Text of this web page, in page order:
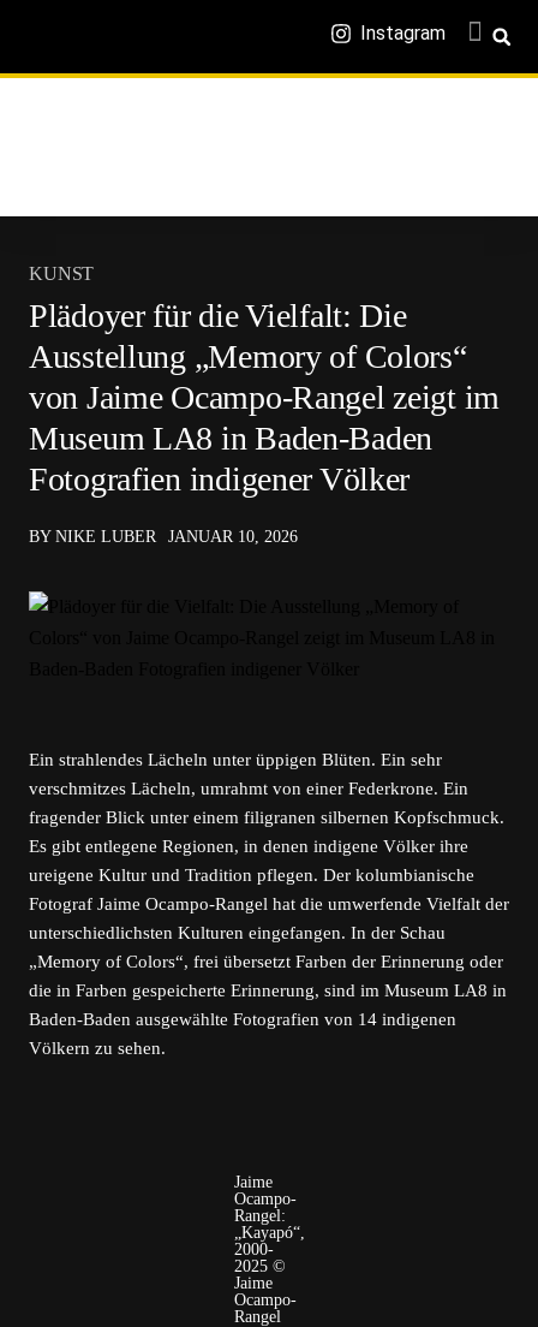
Instagram
KUNST
Plädoyer für die Vielfalt: Die
Ausstellung „Memory of Colors“
von Jaime Ocampo-Rangel zeigt im
Museum LA8 in Baden-Baden
Fotografien indigener Völker
BY NIKE LUBER JANUAR 10, 2026
Ein strahlendes Lächeln unter üppigen Blüten. Ein sehr
verschmitzes Lächeln, umrahmt von einer Federkrone. Ein
fragender Blick unter einem filigranen silbernen Kopfschmuck.
Es gibt entlegene Regionen, in denen indigene Völker ihre
ureigene Kultur und Tradition pflegen. Der kolumbianische
Fotograf Jaime Ocampo-Rangel hat die umwerfende Vielfalt der
unterschiedlichsten Kulturen eingefangen. In der Schau
„Memory of Colors“, frei übersetzt Farben der Erinnerung oder
die in Farben gespeicherte Erinnerung, sind im Museum LA8 in
Baden-Baden ausgewählte Fotografien von 14 indigenen
Völkern zu sehen.
Jaime
Ocampo-
Rangel:
„Kayapó“,
2000-
2025 ©
Jaime
Ocampo-
Rangel